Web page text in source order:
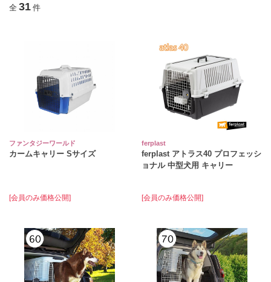
全 31 件
ファンタジーワールド
カームキャリー Sサイズ
[会員のみ価格公開]
ferplast
ferplast アトラス40 プロフェッシ
ョナル 中型犬用 キャリー
[会員のみ価格公開]